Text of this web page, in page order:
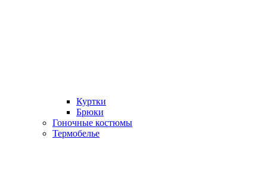
Куртки
Брюки
Гоночные костюмы
Термобелье